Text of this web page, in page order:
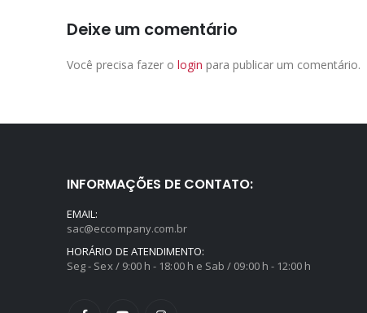
Deixe um comentário
Você precisa fazer o login para publicar um comentário.
INFORMAÇÕES DE CONTATO:
EMAIL:
sac@eccompany.com.br
HORÁRIO DE ATENDIMENTO:
Seg - Sex / 9:00 h - 18:00 h e Sab / 09:00 h - 12:00 h